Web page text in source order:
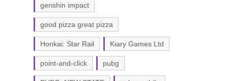
genshin impact
good pizza great pizza
Honkai: Star Rail Kiary Games Ltd
point-and-click pubg